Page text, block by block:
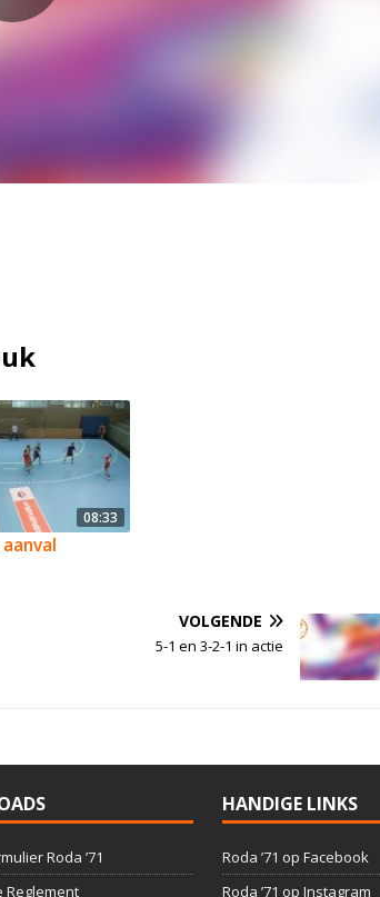
08:33
VOLGENDE
5-1 en 3-2-1 in actie
Roda ’71
Reglement
HANDIGE LINKS
Roda ’71 op Facebook
Roda ’71 op Instagram